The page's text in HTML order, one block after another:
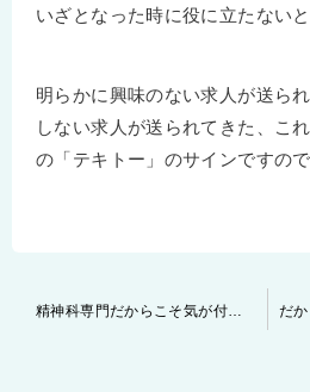
いざとなった時に役に立たないと
明らかに興味のない求人が送ら
しない求人が送られてきた、こ
の「テキトー」のサインですの
精神科専門だからこそ気が付くポイントについて